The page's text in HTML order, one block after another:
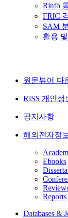
Rinfo
FRIC
SAM
활용
원문뷰어 다
RISS 개인정
공지사항
해외전자정
Ebooks
Reports
Databases &